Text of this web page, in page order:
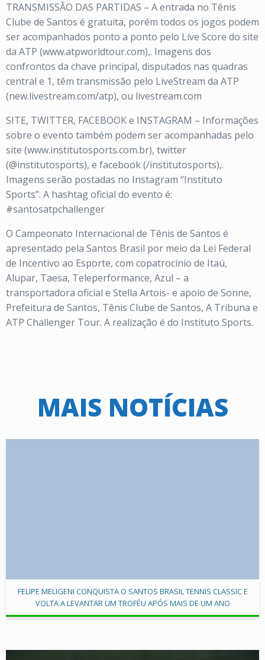
TRANSMISSÃO DAS PARTIDAS – A entrada no Tênis
Clube de Santos é gratuita, porém todos os jogos podem
ser acompanhados ponto a ponto pelo Live Score do site
da ATP (www.atpworldtour.com),. Imagens dos
confrontos da chave principal, disputados nas quadras
central e 1, têm transmissão pelo LiveStream da ATP
(new.livestream.com/atp), ou livestream.com
SITE, TWITTER, FACEBOOK e INSTAGRAM – Informações
sobre o evento também podem ser acompanhadas pelo
site (www.institutosports.com.br), twitter
(@institutosports), e facebook (/institutosports),.
Imagens serão postadas no Instagram “Instituto
Sports”. A hashtag oficial do evento é:
#santosatpchallenger
O Campeonato Internacional de Tênis de Santos é
apresentado pela Santos Brasil por meio da Lei Federal
de Incentivo ao Esporte, com copatrocínio de Itaú,
Alupar, Taesa, Teleperformance, Azul – a
transportadora oficial e Stella Artois- e apoio de Sonne,
Prefeitura de Santos, Tênis Clube de Santos, A Tribuna e
ATP Challenger Tour. A realização é do Instituto Sports.
MAIS NOTÍCIAS
FELIPE MELIGENI CONQUISTA O SANTOS BRASIL TENNIS CLASSIC E
VOLTA A LEVANTAR UM TROFÉU APÓS MAIS DE UM ANO